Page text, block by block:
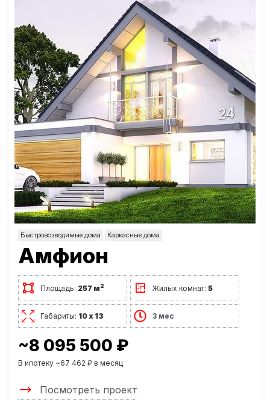
Быстровозводимые дома Каркасные дома
Амфион
Площадь: 257 м2 Жилых комнат:5
Габариты: 10 х 13 3 мес
~8 095 500 ₽
В ипотеку ~67 462 ₽ в месяц
Посмотреть проект